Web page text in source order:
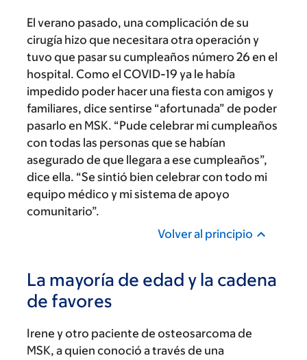
El verano pasado, una complicación de su
cirugía hizo que necesitara otra operación y
tuvo que pasar su cumpleaños número 26 en el
hospital. Como el COVID-19 ya le había
impedido poder hacer una fiesta con amigos y
familiares, dice sentirse “afortunada” de poder
pasarlo en MSK. “Pude celebrar mi cumpleaños
con todas las personas que se habían
asegurado de que llegara a ese cumpleaños”,
dice ella. “Se sintió bien celebrar con todo mi
equipo médico y mi sistema de apoyo
comunitario”.
Volver al principio
La mayoría de edad y la cadena
de favores
Irene y otro paciente de osteosarcoma de
MSK, a quien conoció a través de una